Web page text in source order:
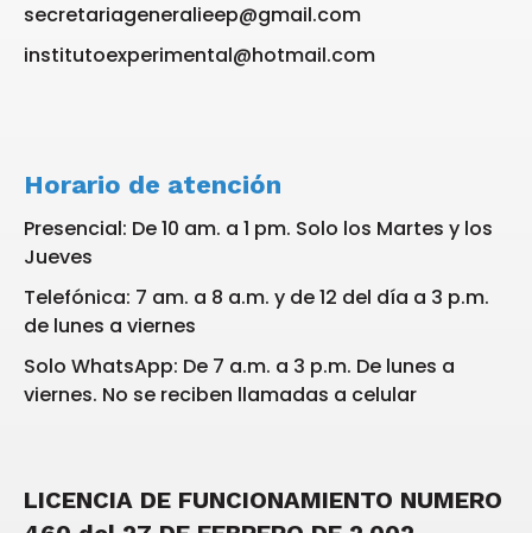
secretariageneralieep@gmail.com
institutoexperimental@hotmail.com
Horario de atención
Presencial: De 10 am. a 1 pm. Solo los Martes y los
Jueves
Telefónica: 7 am. a 8 a.m. y de 12 del día a 3 p.m.
de lunes a viernes
Solo WhatsApp: De 7 a.m. a 3 p.m. De lunes a
viernes. No se reciben llamadas a celular
LICENCIA DE FUNCIONAMIENTO NUMERO